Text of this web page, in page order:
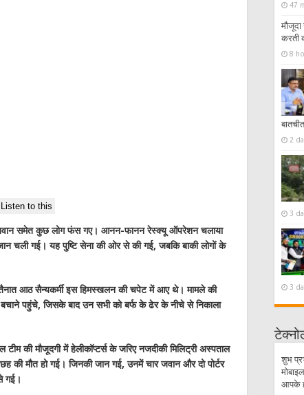
बाली की राजनीति से सीख लेने का समय आ गया है? – स्थानीय मुद्दों से दूरी और राष्ट्रीय
Listen to this
जवान समेत कुछ लोग फंस गए। आनन-फानन रेस्क्यू ऑपरेशन चलाया
चली गई। यह पुष्टि सेना की ओर से की गई, जबकि बाकी लोगों के
तैनात आठ सैन्यकर्मी इस हिमस्खलन की चपेट में आए थे। मामले की
पहुंचे, जिसके बाद उन सभी को बर्फ के ढेर के नीचे से निकाला
की मौजूदगी में हेलीकॉप्टर्स के जरिए नजदीकी मिलिट्री अस्पताल
की मौत हो गई। जिनकी जान गई, उनमें चार जवान और दो पोर्टर
गई।
47
करती
8
2
3
3
शुभ
आपके